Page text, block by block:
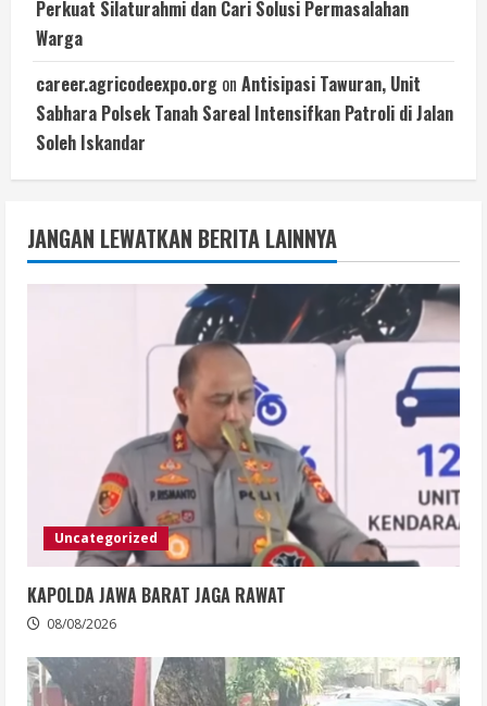
Perkuat Silaturahmi dan Cari Solusi Permasalahan
Warga
career.agricodeexpo.org on Antisipasi Tawuran, Unit
Sabhara Polsek Tanah Sareal Intensifkan Patroli di Jalan
Soleh Iskandar
JANGAN LEWATKAN BERITA LAINNYA
Uncategorized
KAPOLDA JAWA BARAT JAGA RAWAT
08/08/2026